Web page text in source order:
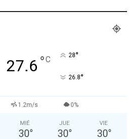
27.6 °C 28°
26.8°
1.2m/s 0%
MIÉ
30°
JUE
30°
VIE
30°